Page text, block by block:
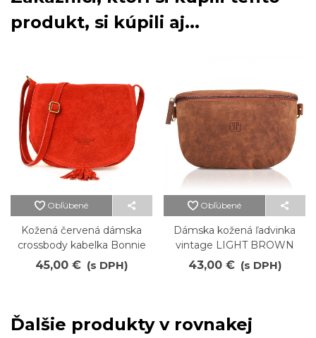
produkt, si kúpili aj...
Obľúbené
Kožená červená dámska
crossbody kabelka Bonnie
45,00 € (s DPH)
Obľúbené
Dámska kožená ľadvinka
vintage LIGHT BROWN
43,00 € (s DPH)
Ďalšie produkty v rovnakej